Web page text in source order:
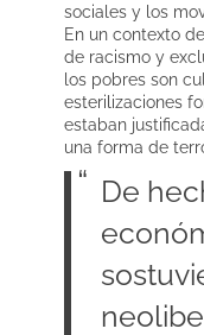
sociales y los
En un contexto
de racismo y
los pobres son
esterilizaciones
estaban
una forma de
De